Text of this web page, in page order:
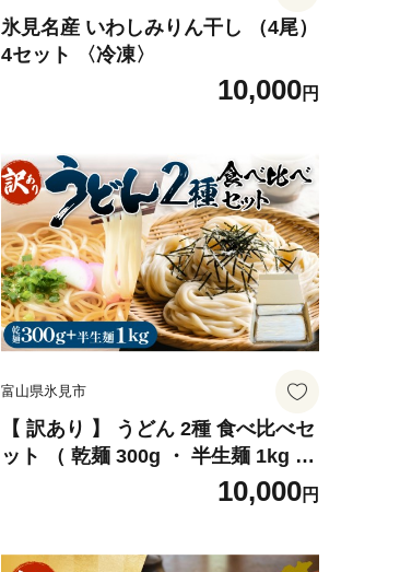
氷見名産 いわしみりん干し （4尾）
4セット 〈冷凍〉
10,000円
富山県氷見市
【 訳あり 】 うどん 2種 食べ比べセ
ット （ 乾麺 300g ・ 半生麺 1kg ）
用 鍋 〆 アレンジ 簡易包装 富山 氷
10,000円